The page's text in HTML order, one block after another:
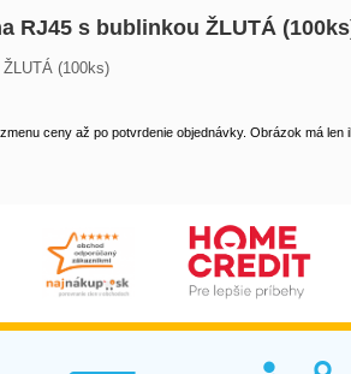
RJ45 s bublinkou ŽLUTÁ
(100ks)
ceny až po potvrdenie objednávky. Obrázok má len